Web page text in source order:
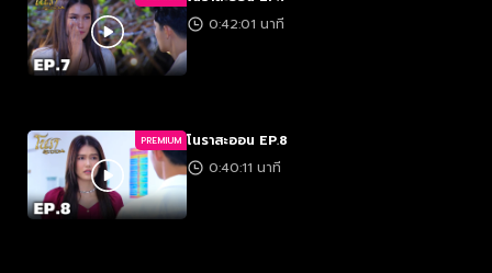
0:42:01 นาที
PREMIUM โนราสะออน EP.8
0:40:11 นาที